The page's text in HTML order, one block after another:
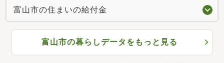
富山市の住まいの給付金
富山市の暮らしデータをもっと見る